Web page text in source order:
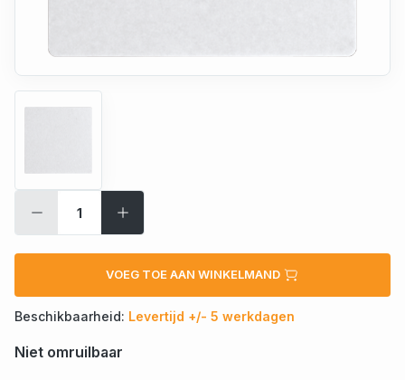
VOEG TOE AAN WINKELMAND
Beschikbaarheid: Levertijd +/- 5 werkdagen
Niet omruilbaar